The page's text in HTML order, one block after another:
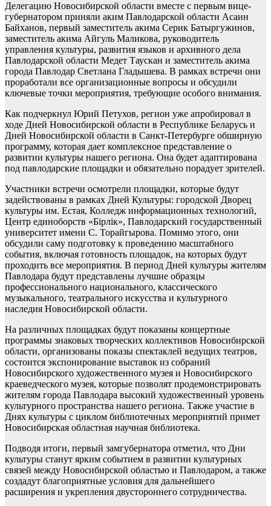
Делегацию Новосибирской области вместе с первым вице-
губернатором приняли аким Павлодарской области Асаин
Байханов, первый заместитель акима Серик Батыргужинов,
заместитель акима Айгуль Маликова, руководитель
управления культуры, развития языков и архивного дела
Павлодарской области Медет Таускан и заместитель акима
города Павлодар Светлана Гладышева. В рамках встречи они
проработали все организационные вопросы и обсудили
ключевые точки мероприятия, требующие особого внимания.
Как подчеркнул Юрий Петухов, регион уже апробировал в
ходе Дней Новосибирской области в Республике Беларусь и
Дней Новосибирской области в Санкт-Петербурге обширную
программу, которая дает комплексное представление о
развитии культуры нашего региона. Она будет адаптирована
под павлодарские площадки и обязательно порадует зрителей.
Участники встречи осмотрели площадки, которые будут
задействованы в рамках Дней Культуры: городской Дворец
культуры им. Естая, Колледж информационных технологий,
Центр единоборств «Бiрлiк», Павлодарский государственный
университет имени С. Торайгырова. Помимо этого, они
обсудили саму подготовку к проведению масштабного
события, включая готовность площадок, на которых будут
проходить все мероприятия. В период Дней культуры жителям
Павлодара будут представлены лучшие образцы
профессионального национального, классического
музыкального, театрального искусства и культурного
наследия Новосибирской области.
На различных площадках будут показаны концертные
программы знаковых творческих коллективов Новосибирской
области, организованы показы спектаклей ведущих театров,
состоится экспонирование выставок из собраний
Новосибирского художественного музея и Новосибирского
краеведческого музея, которые позволят продемонстрировать
жителям города Павлодара высокий художественный уровень
культурного пространства нашего региона. Также участие в
Днях культуры с циклом библиотечных мероприятий примет
Новосибирская областная научная библиотека.
Подводя итоги, первый замгубернатора отметил, что Дни
культуры станут ярким событием в развитии культурных
связей между Новосибирской областью и Павлодаром, а также
создадут благоприятные условия для дальнейшего
расширения и укрепления двустороннего сотрудничества.